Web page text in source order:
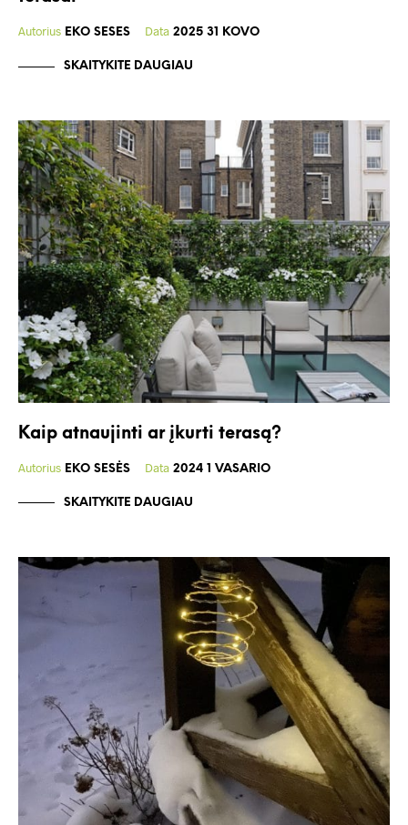
Autorius EKO SESES Data 2025 31 KOVO
SKAITYKITE DAUGIAU
Kaip atnaujinti ar įkurti terasą?
Autorius EKO SESĖS Data 2024 1 VASARIO
SKAITYKITE DAUGIAU